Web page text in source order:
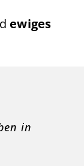
ewiges
in